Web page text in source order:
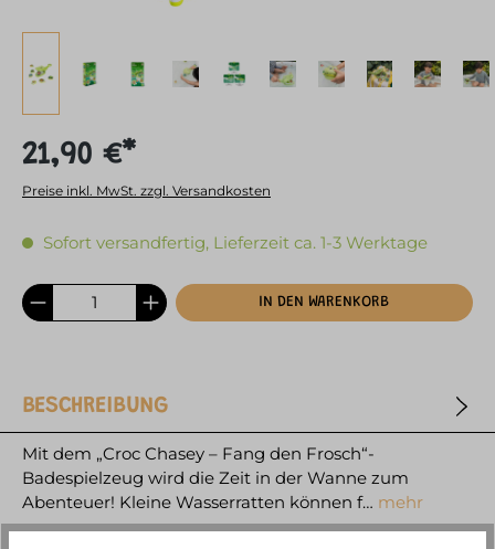
21,90 €*
Preise inkl. MwSt. zzgl. Versandkosten
Sofort versandfertig, Lieferzeit ca. 1-3 Werktage
IN DEN WARENKORB
BESCHREIBUNG
Mit dem „Croc Chasey – Fang den Frosch“-
Badespielzeug wird die Zeit in der Wanne zum
Abenteuer! Kleine Wasserratten können f… mehr